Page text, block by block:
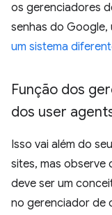
os gerenciadores
senhas do Google,
um sistema
Função dos
dos user
Isso vai além do
sites, mas observe
deve ser um
no gerenciador de